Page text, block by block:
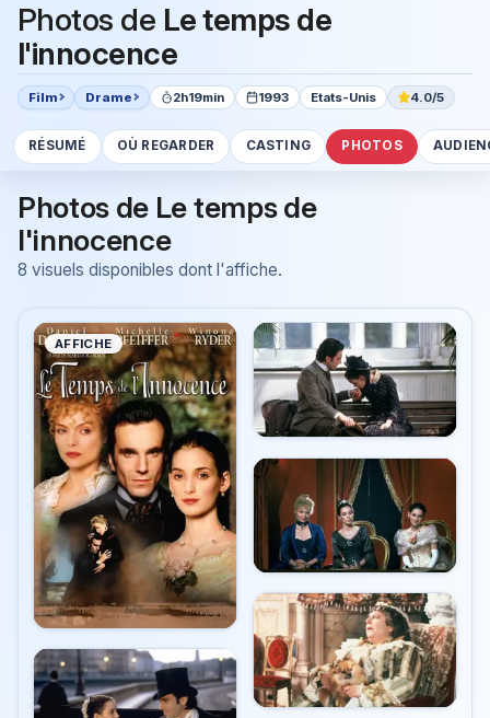
Photos de Le temps de
l'innocence
Film Drame 2h19min 1993 Etats-Unis 4.0/5
RÉSUMÉ OÙ REGARDER CASTING PHOTOS
Photos de Le temps de
l'innocence
8 visuels disponibles dont l'affiche.
AFFICHE